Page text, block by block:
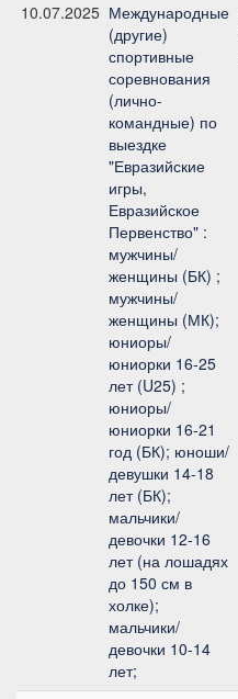
10.07.2025 Международные
(другие)
спортивные
соревнования
(лично-
командные) по
выездке
"Евразийские
игры,
Евразийское
Первенство" :
мужчины/
женщины (БК) ;
мужчины/
женщины (МК);
юниоры/
юниорки 16-25
лет (U25) ;
юниоры/
юниорки 16-21
год (БК); юноши/
девушки 14-18
лет (БК);
мальчики/
девочки 12-16
лет (на лошадях
до 150 см в
холке);
мальчики/
девочки 10-14
лет;